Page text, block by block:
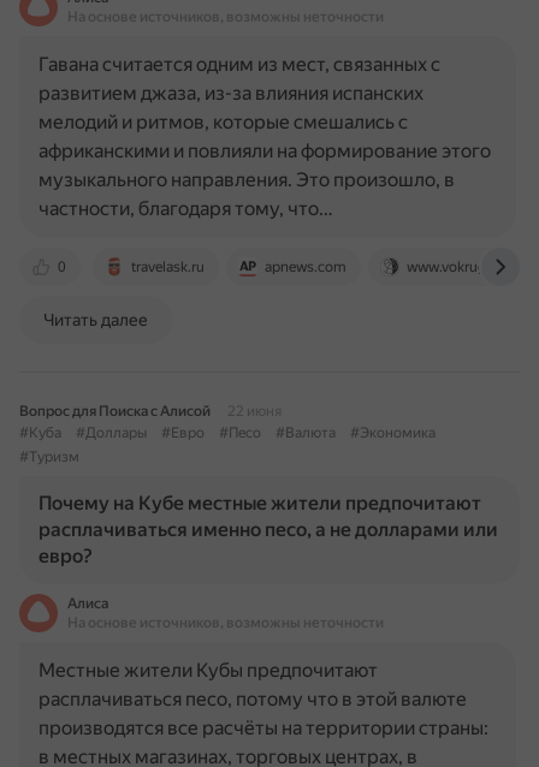
На основе источников, возможны неточности
0 travelask.ru apnews.com www.vokrugsveta.ru
Гавана считается одним из мест, связанных с
развитием джаза, из-за влияния испанских
мелодий и ритмов, которые смешались с
африканскими и повлияли на формирование этого
музыкального направления. Это произошло, в
частности, благодаря тому, что…
Читать далее
Вопрос для Поиска с Алисой
22 июня
#Куба
#Доллары #Евро #Песо #Валюта
#Экономика
#Туризм
Почему на Кубе местные жители предпочитают
расплачиваться именно песо, а не долларами или
евро?
Алиса
На основе источников, возможны неточности
Местные жители Кубы предпочитают
расплачиваться песо, потому что в этой валюте
производятся все расчёты на территории страны:
в местных магазинах, торговых центрах, в